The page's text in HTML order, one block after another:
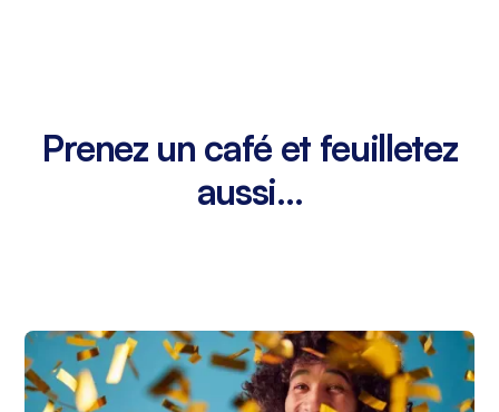
Prenez un café et feuilletez
aussi...